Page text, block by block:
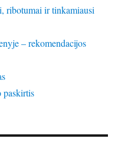
ribotumai ir tinkamiausi
– rekomendacijos
paskirtis